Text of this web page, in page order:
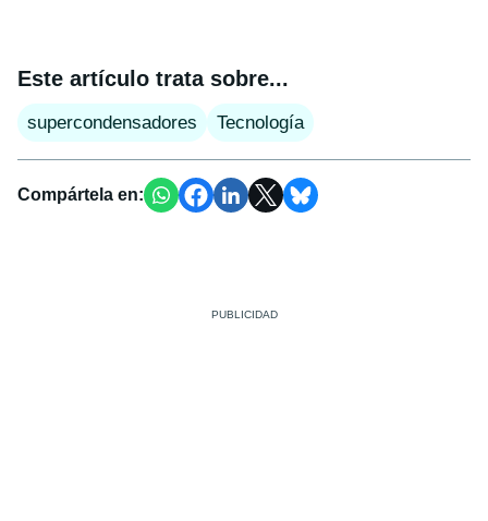
Este artículo trata sobre...
supercondensadores Tecnología
Compártela en: